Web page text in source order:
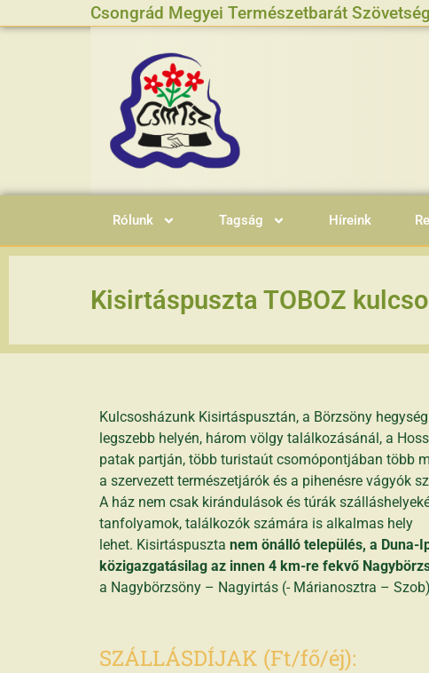
Csongrád Megyei Természetbarát Szövetség
Rólunk Tagság Híreink
Kisirtáspuszta TOBOZ
Kulcsosházunk Kisirtáspusztán, a Börzsöny
legszebb helyén, három völgy találkozásánál, a
patak partján, több turistaút csomópontjában több
a szervezett természetjárók és a pihenésre vágyók
A ház nem csak kirándulások és túrák
tanfolyamok, találkozók számára is alkalmas hely
lehet. Kisirtáspuszta nem önálló település, a Duna-
közigazgatásilag az innen 4 km-re fekvő
a Nagybörzsöny – Nagyirtás (- Márianosztra –
SZÁLLÁSDÍJAK (Ft/fő/éj):